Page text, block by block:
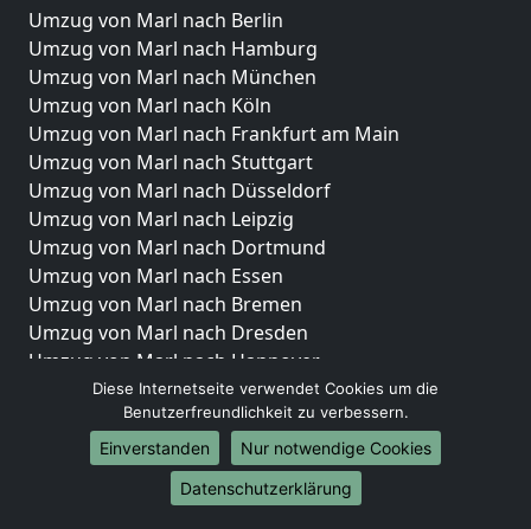
Umzug von Marl nach Berlin
Umzug von Marl nach Hamburg
Umzug von Marl nach München
Umzug von Marl nach Köln
Umzug von Marl nach Frankfurt am Main
Umzug von Marl nach Stuttgart
Umzug von Marl nach Düsseldorf
Umzug von Marl nach Leipzig
Umzug von Marl nach Dortmund
Umzug von Marl nach Essen
Umzug von Marl nach Bremen
Umzug von Marl nach Dresden
Umzug von Marl nach Hannover
Umzug von Marl nach Nürnberg
Umzug von Marl nach Duisburg
Umzug von Marl nach Bochum
Umzug von Marl nach Wuppertal
Umzug von Marl nach Bielefeld
Diese Internetseite verwendet Cookies um die
Benutzerfreundlichkeit zu verbessern.
Einverstanden
Nur notwendige Cookies
Datenschutzerklärung